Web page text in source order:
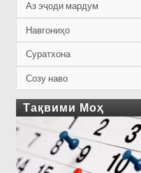
Аз эҷоди мардум
Навгониҳо
Суратхона
Созу наво
Тақвими Моҳ